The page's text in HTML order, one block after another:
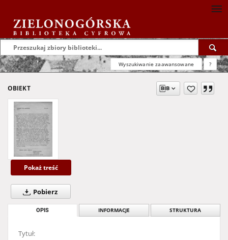
Wyszukiwanie zaawansowane ?
OBIEKT
Pokaż treść
Pobierz
OPIS INFORMACJE STRUKTURA
Tytuł: